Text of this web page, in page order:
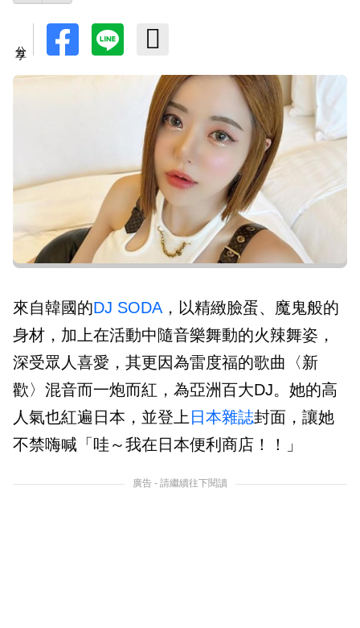
來自韓國的DJ SODA ，以精緻臉蛋、魔鬼般的
身材，加上在活動中隨音樂舞動的火辣舞姿，
深受眾人喜愛，其更因為雷度福的歌曲〈新
歡〉混音而一炮而紅，為亞洲百大DJ。她的高
人氣也紅遍日本，並登上 日本雜誌封面，讓她
不禁嗨喊「哇～我在日本便利商店！！」
廣告 - 請繼續往下閱讀